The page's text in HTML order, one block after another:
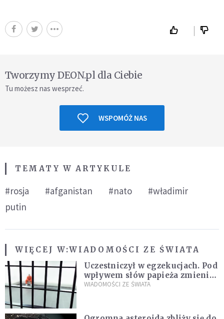
Tworzymy DEON.pl dla Ciebie
Tu możesz nas wesprzeć.
WSPOMÓŻ NAS
TEMATY W ARTYKULE
#rosja #afganistan #nato
#władimir
putin
WIĘCEJ W:WIADOMOŚCI ZE ŚWIATA
Uczestniczył w egzekucjach. Pod
wpływem słów papieża zmienił
zdanie
WIADOMOŚCI ZE ŚWIATA